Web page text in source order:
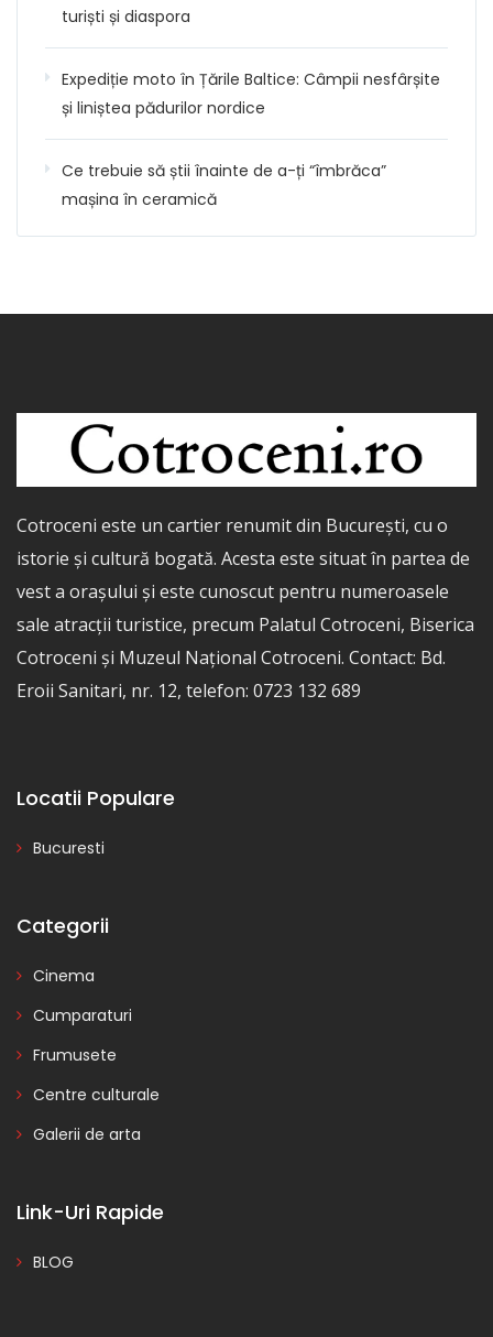
turiști și diaspora
Expediție moto în Țările Baltice: Câmpii nesfârșite
și liniștea pădurilor nordice
Ce trebuie să știi înainte de a-ți “îmbrăca”
mașina în ceramică
Cotroceni este un cartier renumit din București, cu o
istorie și cultură bogată. Acesta este situat în partea de
vest a orașului și este cunoscut pentru numeroasele
sale atracții turistice, precum Palatul Cotroceni, Biserica
Cotroceni și Muzeul Național Cotroceni. Contact: Bd.
Eroii Sanitari, nr. 12, telefon: 0723 132 689
Locatii Populare
Bucuresti
Categorii
Cinema
Cumparaturi
Frumusete
Centre culturale
Galerii de arta
Link-Uri Rapide
BLOG